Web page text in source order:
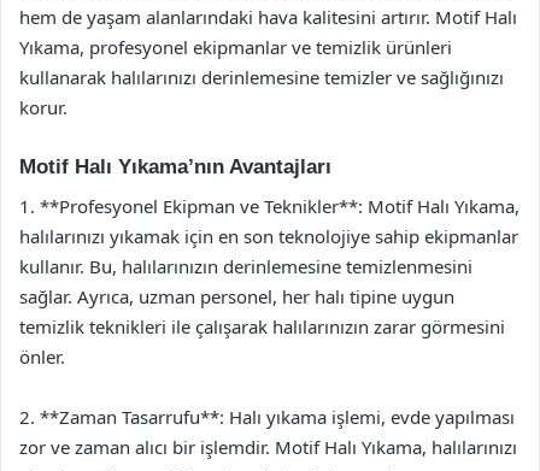
hem de yaşam alanlarındaki hava kalitesini artırır. Motif Halı
Yıkama, profesyonel ekipmanlar ve temizlik ürünleri
kullanarak halılarınızı derinlemesine temizler ve sağlığınızı
korur.
Motif Halı Yıkama’nın Avantajları
1. **Profesyonel Ekipman ve Teknikler**: Motif Halı Yıkama,
halılarınızı yıkamak için en son teknolojiye sahip ekipmanlar
kullanır. Bu, halılarınızın derinlemesine temizlenmesini
sağlar. Ayrıca, uzman personel, her halı tipine uygun
temizlik teknikleri ile çalışarak halılarınızın zarar görmesini
önler.
2. **Zaman Tasarrufu**: Halı yıkama işlemi, evde yapılması
zor ve zaman alıcı bir işlemdir. Motif Halı Yıkama, halılarınızı